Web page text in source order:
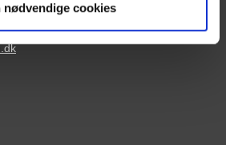
nødvendige cookies